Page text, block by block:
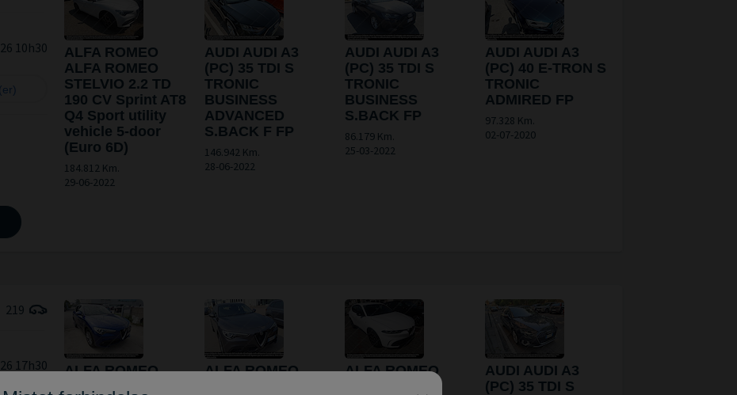
10h30
ALFA ROMEO
ALFA ROMEO
STELVIO 2.2 TD
190 CV Sprint AT8
Q4 Sport utility
vehicle 5-door
(Euro 6D)
184.812 Km.
29-06-2022
AUDI AUDI A3
(PC) 35 TDI S
TRONIC
BUSINESS
ADVANCED
S.BACK F FP
146.942 Km.
28-06-2022
AUDI AUDI A3
(PC) 35 TDI S
TRONIC
BUSINESS
S.BACK FP
86.179 Km.
25-03-2022
AUDI AUDI A3
(PC) 40 E-TRON S
TRONIC
ADMIRED FP
97.328 Km.
02-07-2020
219
17h30
10h30
ALFA ROMEO
ALFA ROMEO
ALFA ROMEO
AUDI AUDI A3
(PC) 35 TDI S